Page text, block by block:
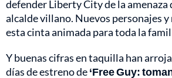
defender Liberty City de la amenaza
alcalde villano. Nuevos personajes
esta cinta animada para toda la
Y buenas cifras en taquilla han
días de estreno de‘Free Guy: